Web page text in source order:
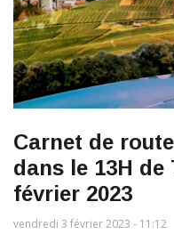
Carnet de
dans le 13H de
février 2023
vendredi 3 février 2023 - 11:12